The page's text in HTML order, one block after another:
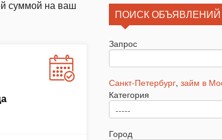
суммой на ваш
ПОИСК ОБЪЯВЛЕНИЙ
Запрос
Санкт-Петербург, займ в
Категория
Город